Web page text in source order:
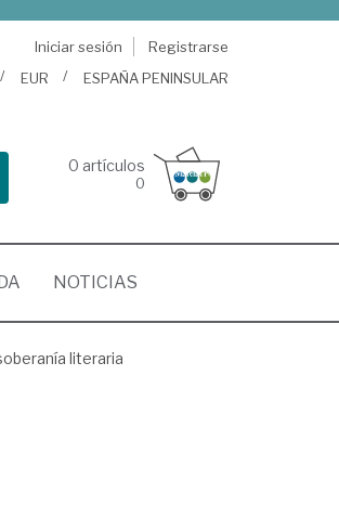
Iniciar sesión
Registrarse
EUR ESPAÑA PENINSULAR
0 artículos
0
NOTICIAS
literaria